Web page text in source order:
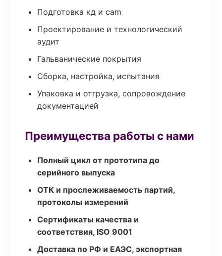
Подготовка кд и cam
Проектирование и технологический
аудит
Гальванические покрытия
Сборка, настройка, испытания
Упаковка и отгрузка, сопровождение
документацией
Преимущества работы с нами
Полный цикл от прототипа до
серийного выпуска
ОТК и прослеживаемость партий,
протоколы измерений
Сертификаты качества и
соответствия, ISO 9001
Доставка по РФ и ЕАЭС, экспортная